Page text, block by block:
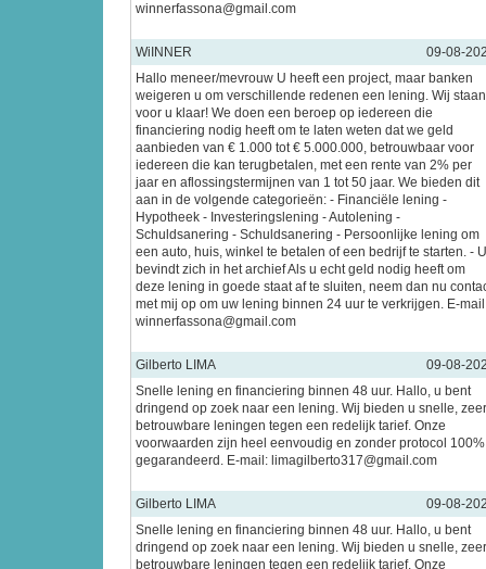
winnerfassona@gmail.com
WiINNER
09-08-
Hallo meneer/mevrouw U heeft een project, maar banken
weigeren u om verschillende redenen een lening. Wij staan
voor u klaar! We doen een beroep op iedereen die
financiering nodig heeft om te laten weten dat we geld
aanbieden van € 1.000 tot € 5.000.000, betrouwbaar voor
iedereen die kan terugbetalen, met een rente van 2% per
jaar en aflossingstermijnen van 1 tot 50 jaar. We bieden dit
aan in de volgende categorieën: - Financiële lening -
Hypotheek - Investeringslening - Autolening -
Schuldsanering - Schuldsanering - Persoonlijke lening om
een auto, huis, winkel te betalen of een bedrijf te starten. - U
bevindt zich in het archief Als u echt geld nodig heeft om
deze lening in goede staat af te sluiten, neem dan nu
met mij op om uw lening binnen 24 uur te verkrijgen. E-
winnerfassona@gmail.com
Gilberto LIMA
09-08-
Snelle lening en financiering binnen 48 uur. Hallo, u bent
dringend op zoek naar een lening. Wij bieden u snelle, zeer
betrouwbare leningen tegen een redelijk tarief. Onze
voorwaarden zijn heel eenvoudig en zonder protocol 100%
gegarandeerd. E-mail: limagilberto317@gmail.com
Gilberto LIMA
09-08-
Snelle lening en financiering binnen 48 uur. Hallo, u bent
dringend op zoek naar een lening. Wij bieden u snelle, zeer
betrouwbare leningen tegen een redelijk tarief. Onze